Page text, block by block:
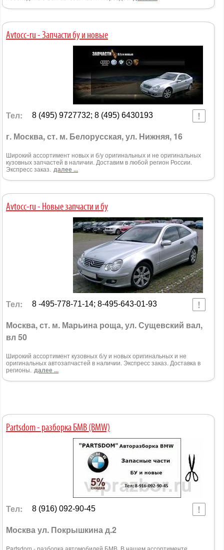
Avtocc-ru - Запчасти бу и новые
Тел: 8 (495) 9727732; 8 (495) 6430193
г. Москва, ст. м. Белорусская, ул. Нижняя, 16
Широкий ассортимент новых и б/у оригинальных и не оригинальных
кузовных запчастей в наличии. Доставим в любой регион России.
Экспресс заказ. далее ...
Avtocc-ru - Новые запчасти и бу
Тел: 8 -495-778-71-14; 8-495-643-01-93
Москва, ст. м. Марьина роща, ул. Сущевский вал,
вл 50
Широкий ассортимент кузовных б/у и новых оригинальных и не
оригинальных автозапчастей в наличии. Экспресс заказ. Доставка в
регионы. далее ...
Partsdom - разборка БМВ (BMW)
Тел: 8 (916) 092-90-45
Москва ул. Покрышкина д.2